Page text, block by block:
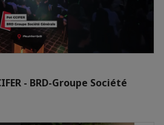
- BRD-Groupe Société